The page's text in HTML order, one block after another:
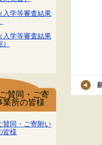
入学等審査結果
入学等審査結果
賛同・ご寄
業所の皆様
賛同・ご寄附い
皆様